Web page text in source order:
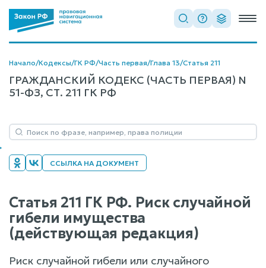
Начало/Кодексы/ГК РФ/Часть первая/Глава 13/Статья 211
ГРАЖДАНСКИЙ КОДЕКС (ЧАСТЬ ПЕРВАЯ) N
51-ФЗ, СТ. 211 ГК РФ
ССЫЛКА НА ДОКУМЕНТ
Статья 211 ГК РФ. Риск случайной
гибели имущества
(действующая редакция)
Риск случайной гибели или случайного